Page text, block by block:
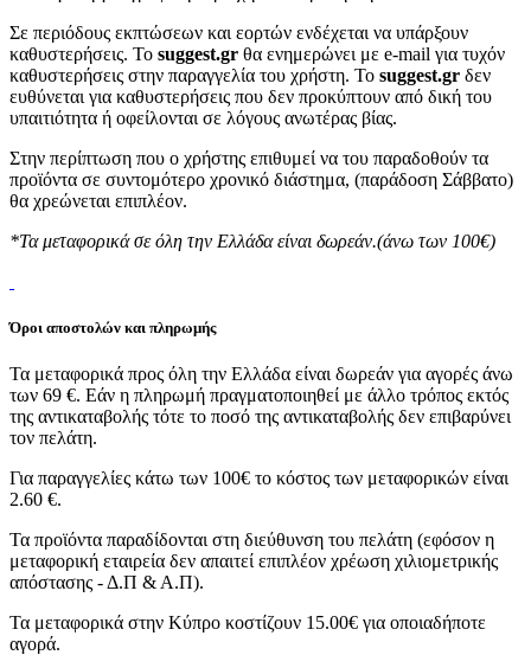
Σε περιόδους εκπτώσεων και εορτών ενδέχεται να υπάρξουν
καθυστερήσεις. Το suggest.gr θα ενημερώνει με e-mail για τυχόν
καθυστερήσεις στην παραγγελία του χρήστη. Το suggest.gr δεν
ευθύνεται για καθυστερήσεις που δεν προκύπτουν από δική του
υπαιτιότητα ή οφείλονται σε λόγους ανωτέρας βίας.
Στην περίπτωση που ο χρήστης επιθυμεί να του παραδοθούν τα
προϊόντα σε συντομότερο χρονικό διάστημα, (παράδοση Σάββατο)
θα χρεώνεται επιπλέον.
*Τα μεταφορικά σε όλη την Ελλάδα είναι δωρεάν.(άνω των 100€)
Όροι αποστολών και πληρωμής
Τα μεταφορικά προς όλη την Ελλάδα είναι δωρεάν για αγορές άνω
των 69 €. Εάν η πληρωμή πραγματοποιηθεί με άλλο τρόπος εκτός
της αντικαταβολής τότε το ποσό της αντικαταβολής δεν επιβαρύνει
τον πελάτη.
Για παραγγελίες κάτω των 100€ το κόστος των μεταφορικών είναι
2.60 €.
Τα προϊόντα παραδίδονται στη διεύθυνση του πελάτη (εφόσον η
μεταφορική εταιρεία δεν απαιτεί επιπλέον χρέωση χιλιομετρικής
απόστασης - Δ.Π & Α.Π).
Τα μεταφορικά στην Κύπρο κοστίζουν 15.00€ για οποιαδήποτε
αγορά.